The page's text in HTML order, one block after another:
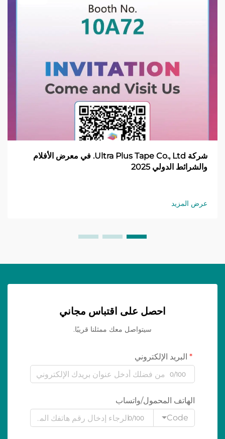
شركة Ultra Plus Tape Co., Ltd. في معرض الأفلام
والشرائط الدولي 2025
عرض المزيد
احصل على اقتباس مجاني
سيتواصل معك ممثلنا قريبًا.
البريد الإلكتروني
0/100
الهاتف المحمول/واتساب
Code
0/100